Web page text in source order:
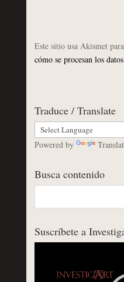
Este sitio usa Akismet
cómo se procesan los
Traduce / Translate
Powered by
Busca contenido
Suscríbete a